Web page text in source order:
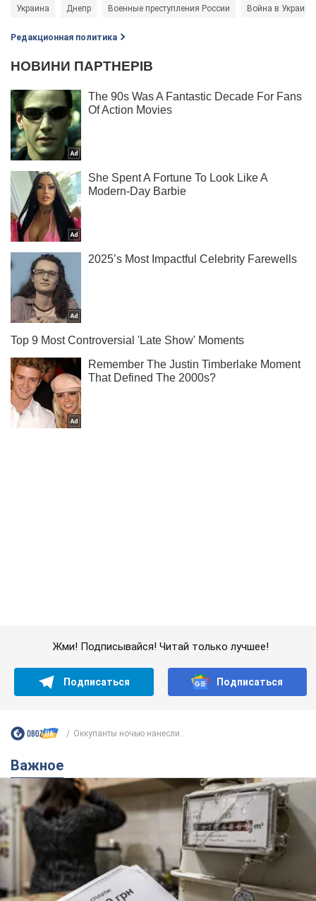
Украина Днепр Военные преступления России Война в Украине
Редакционная политика
из-за показаний неисправного счетчика: судья
вынес неожиданное решение
Нужно ли платить долг из-за доначисления
4 часа назад
"Это Украина напала!" Оксана Вояж
разоблачила киевского поэта,